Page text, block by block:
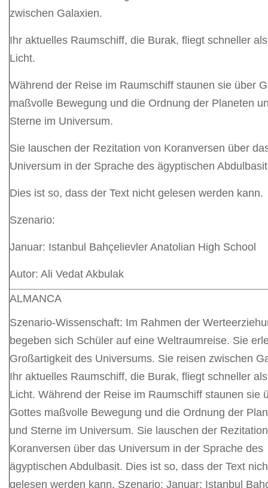
zwischen Galaxien.
Ihr aktuelles Raumschiff, die Burak, fliegt schneller
Licht.
Während der Reise im Raumschiff staunen sie über
maßvolle Bewegung und die Ordnung der Planeten
Sterne im Universum.
Sie lauschen der Rezitation von Koranversen über
Universum in der Sprache des ägyptischen
Dies ist so, dass der Text nicht gelesen werden kann.
Szenario:
Januar: Istanbul Bahçelievler Anatolian High School
Autor: Ali Vedat Akbulak
ALMANCA
Szenario-Wissenschaft: Im Rahmen der
begeben sich Schüler auf eine Weltraumreise. Sie
Großartigkeit des Universums. Sie reisen zwischen
Ihr aktuelles Raumschiff, die Burak, fliegt schneller
Licht. Während der Reise im Raumschiff staunen sie
Gottes maßvolle Bewegung und die Ordnung der
und Sterne im Universum. Sie lauschen der
Koranversen über das Universum in der Sprache des
ägyptischen Abdulbasit. Dies ist so, dass der Text
gelesen werden kann. Szenario: Januar: Istanbul